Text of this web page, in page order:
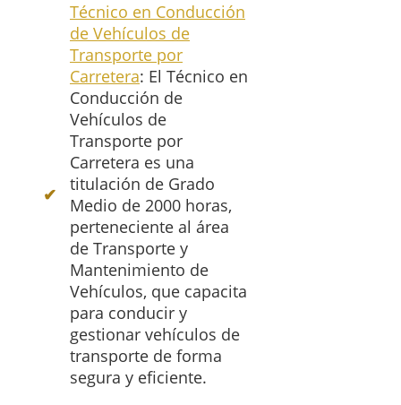
Técnico en Conducción
de Vehículos de
Transporte por
Carretera: El Técnico en
Conducción de
Vehículos de
Transporte por
Carretera es una
titulación de Grado
Medio de 2000 horas,
perteneciente al área
de Transporte y
Mantenimiento de
Vehículos, que capacita
para conducir y
gestionar vehículos de
transporte de forma
segura y eficiente.